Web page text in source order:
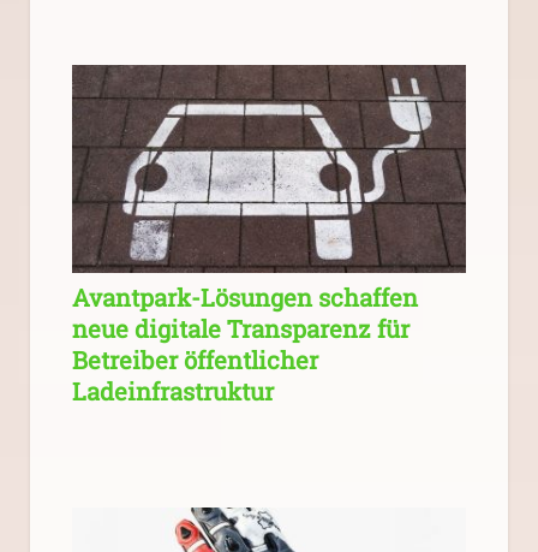
Avantpark-Lösungen schaffen
neue digitale Transparenz für
Betreiber öffentlicher
Ladeinfrastruktur